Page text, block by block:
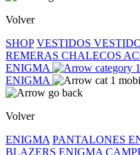
Volver
SHOP VESTIDOS
REMERAS CHALECOS
ENIGMA
ENIGMA
Volver
ENIGMA PANTALONES
BLAZERS ENIGMA